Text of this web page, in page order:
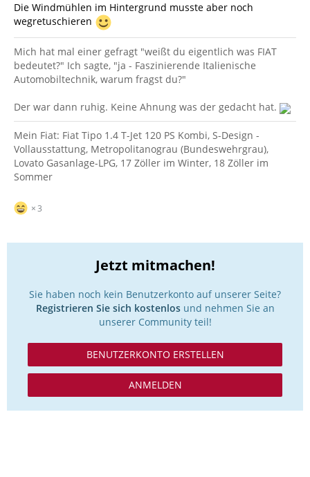
Die Windmühlen im Hintergrund musste aber noch
wegretuschieren
Mich hat mal einer gefragt "weißt du eigentlich was FIAT
bedeutet?" Ich sagte, "ja - Faszinierende Italienische
Automobiltechnik, warum fragst du?"
Der war dann ruhig. Keine Ahnung was der gedacht hat.
Mein Fiat: Fiat Tipo 1.4 T-Jet 120 PS Kombi, S-Design -
Vollausstattung, Metropolitanograu (Bundeswehrgrau),
Lovato Gasanlage-LPG, 17 Zöller im Winter, 18 Zöller im
Sommer
3
Jetzt mitmachen!
Sie haben noch kein Benutzerkonto auf unserer Seite?
Registrieren Sie sich kostenlosund nehmen Sie an
unserer Community teil!
BENUTZERKONTO ERSTELLEN
ANMELDEN